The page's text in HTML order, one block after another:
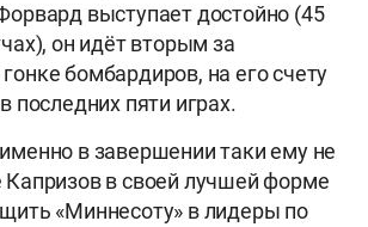
выступает достойно (45
он идёт вторым за
бомбардиров, на его счету
последних пяти играх.
в завершении таки ему не
в своей лучшей форме
«Миннесоту» в лидеры по